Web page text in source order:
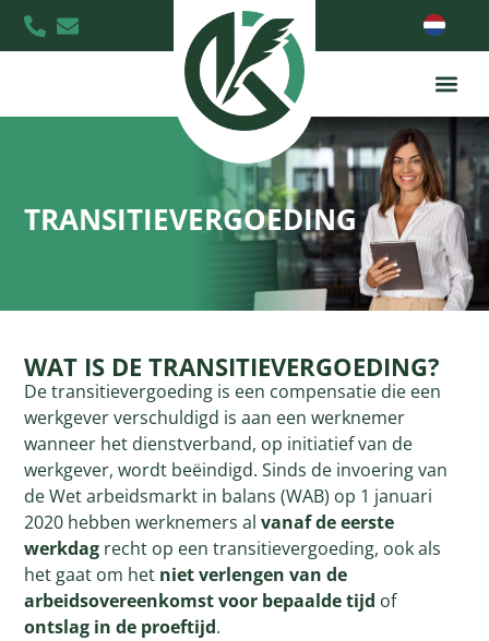
TRANSITIEVERGOEDING
WAT IS DE TRANSITIEVERGOEDING?
De transitievergoeding is een compensatie die een
werkgever verschuldigd is aan een werknemer
wanneer het dienstverband, op initiatief van de
werkgever, wordt beëindigd. Sinds de invoering van
de Wet arbeidsmarkt in balans (WAB) op 1 januari
2020 hebben werknemers alvanaf de eerste
werkdag recht op een transitievergoeding, ook als
het gaat om het niet verlengen van de
arbeidsovereenkomst voor bepaalde tijd of
ontslag in de proeftijd.